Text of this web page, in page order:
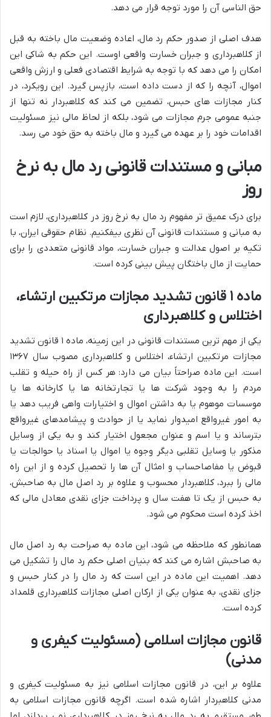
حق الناسی آن را مورد توجه قرار می دهد.
هدف اصلی از صدور حکم رد مال، اعاده وضعیت مال باخته به قبل
از کلاهبرداری و جبران خسارت واقعی اوست. این حکم به شاکی این
امکان را می دهد که با توجه به شرایط اقتصادی فعلی و ارزش واقعی
اموال، آنچه را که از دست داده است، بازپس گیرد. این رویکرد، در
کنار مجازات های حبس، تضمین می کند که کلاهبردار نه تنها از
جنبه عمومی جرم مجازات می شود، بلکه از لحاظ مالی نیز مسئولیت
اقدامات خود را بر عهده می گیرد و مال باخته به حق خود می رسد.
مبانی و مستندات قانونی رد مال به نرخ
روز
برای درک عمیق تر مفهوم رد مال به نرخ روز در کلاهبرداری، لازم است
به مبانی و مستندات قانونی آن نظری بیفکنیم. نظام حقوقی ایران، با
تکیه بر اصول عدالت و جبران خسارت، مواد قانونی متعددی را برای
حمایت از مال باختگان پیش بینی کرده است.
ماده ۱ قانون تشدید مجازات مرتکبین ارتشاء،
اختلاس و کلاهبرداری
یکی از مهم ترین مستندات قانونی در این زمینه، ماده ۱ قانون تشدید
مجازات مرتکبین ارتشاء، اختلاس و کلاهبرداری مصوب سال ۱۳۶۷
است. این ماده صراحتاً بیان می دارد: هر کس از راه حیله و تقلب
مردم را به وجود شرکت ها یا تجارتخانه ها یا کارخانه ها یا
موسسات موهوم یا به داشتن اموال و اختیارات واهی فریب دهد یا
به امور غیرواقع امیدوار نماید یا از حوادث و پیشامدهای غیرواقع
بترساند و یا اسم و عنوان مجعول اختیار کند و به یکی از وسایل
مذکور یا وسایل تقلبی دیگر وجوه یا اموال یا اسناد یا حوالجات یا
قبوض یا مفاصاحساب و امثال آن ها را تحصیل کرده و از این راه
مالی را ببرد، کلاهبردار محسوب و علاوه بر رد اصل مال به صاحبش،
به حبس از یک تا هفت سال و پرداخت جزای نقدی معادل مالی که
اخذ کرده است محکوم می شود.
همانطور که ملاحظه می شود، این ماده به صراحت به رد اصل مال
به صاحبش اشاره می کند که بنیان اصلی حکم رد مال را تشکیل می
دهد. اهمیت این ماده در این است که رد مال را در کنار حبس و
جزای نقدی، به عنوان یکی از ارکان اصلی مجازات کلاهبرداری قلمداد
کرده است.
قانون مجازات اسلامی (مسئولیت کیفری و
مدنی)
علاوه بر این، در قانون مجازات اسلامی نیز به مسئولیت کیفری و
مدنی کلاهبردار اشاره شده است. اگرچه قانون مجازات اسلامی به